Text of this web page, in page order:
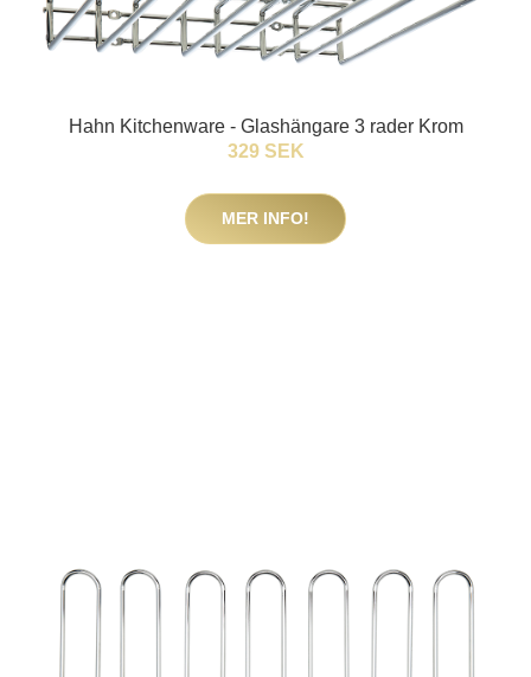
Hahn Kitchenware - Glashängare 3 rader Krom
329 SEK
MER INFO!